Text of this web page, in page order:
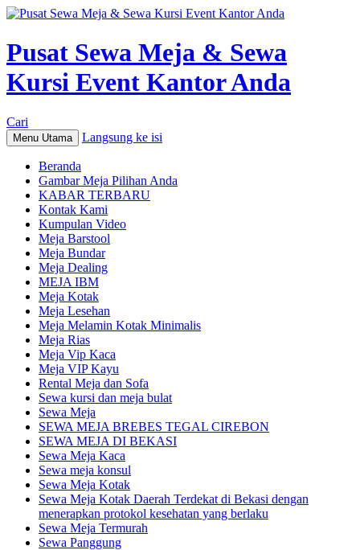
Pusat Sewa Meja & Sewa
Kursi Event Kantor Anda
Cari
Menu Utama Langsung ke isi
Beranda
Gambar Meja Pilihan Anda
KABAR TERBARU
Kontak Kami
Kumpulan Video
Meja Barstool
Meja Bundar
Meja Dealing
MEJA IBM
Meja Kotak
Meja Lesehan
Meja Melamin Kotak Minimalis
Meja Rias
Meja Vip Kaca
Meja VIP Kayu
Rental Meja dan Sofa
Sewa kursi dan meja bulat
Sewa Meja
SEWA MEJA BREBES TEGAL CIREBON
SEWA MEJA DI BEKASI
Sewa Meja Kaca
Sewa meja konsul
Sewa Meja Kotak
Sewa Meja Kotak Daerah Terdekat di Bekasi dengan
menerapkan protokol kesehatan yang berlaku
Sewa Meja Termurah
Sewa Panggung